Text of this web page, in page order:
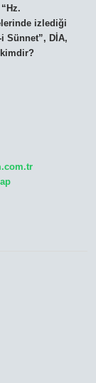
izlediği
Sünnet”, DİA,
kimdir?